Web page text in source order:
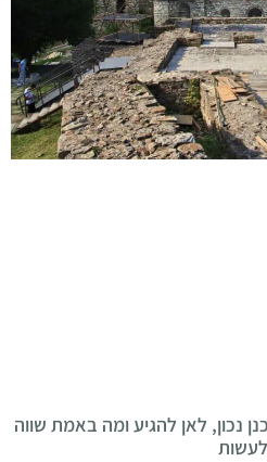
נכון, לאן להגיע ומה באמת שווה
לעשות